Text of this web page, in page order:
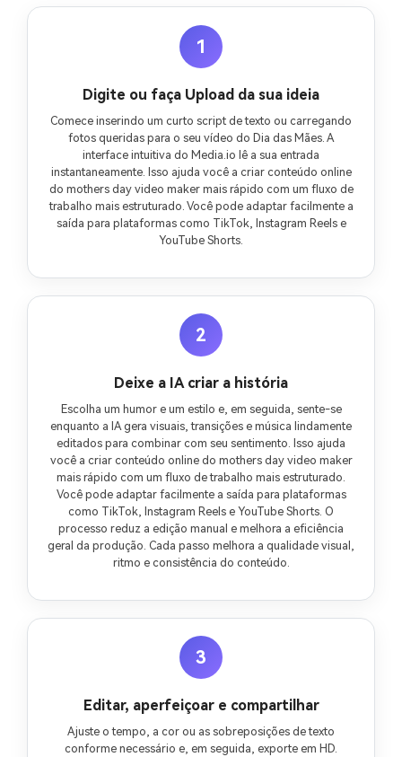
1
Digite ou faça Upload da sua ideia
Comece inserindo um curto script de texto ou carregando
fotos queridas para o seu vídeo do Dia das Mães. A
interface intuitiva do Media.io lê a sua entrada
instantaneamente. Isso ajuda você a criar conteúdo online
do mothers day video maker mais rápido com um fluxo de
trabalho mais estruturado. Você pode adaptar facilmente a
saída para plataformas como TikTok, Instagram Reels e
YouTube Shorts.
2
Deixe a IA criar a história
Escolha um humor e um estilo e, em seguida, sente-se
enquanto a IA gera visuais, transições e música lindamente
editados para combinar com seu sentimento. Isso ajuda
você a criar conteúdo online do mothers day video maker
mais rápido com um fluxo de trabalho mais estruturado.
Você pode adaptar facilmente a saída para plataformas
como TikTok, Instagram Reels e YouTube Shorts. O
processo reduz a edição manual e melhora a eficiência
geral da produção. Cada passo melhora a qualidade visual,
ritmo e consistência do conteúdo.
3
Editar, aperfeiçoar e compartilhar
Ajuste o tempo, a cor ou as sobreposições de texto
conforme necessário e, em seguida, exporte em HD.